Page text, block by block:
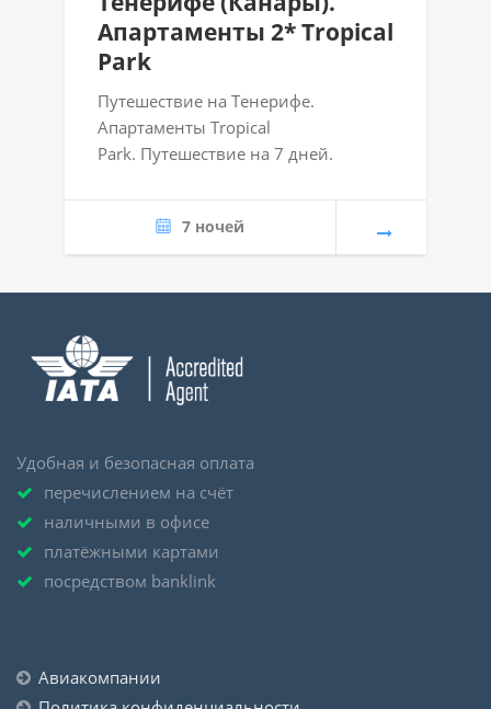
Апартаменты 2* Tropical
Park
Путешествие на Тенерифе.
Апартаменты Tropical
Park. Путешествие на 7 дней.
7 ночей
Удобная и безопасная оплата
перечислением на счёт
наличными в офисе
платёжными картами
посредством banklink
Авиакомпании